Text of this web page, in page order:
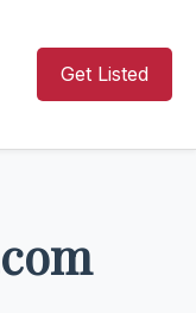
Get Listed